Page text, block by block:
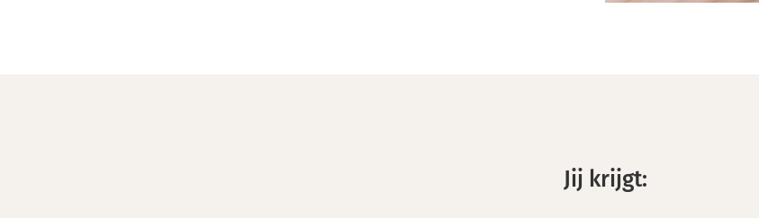
Jij krijgt: